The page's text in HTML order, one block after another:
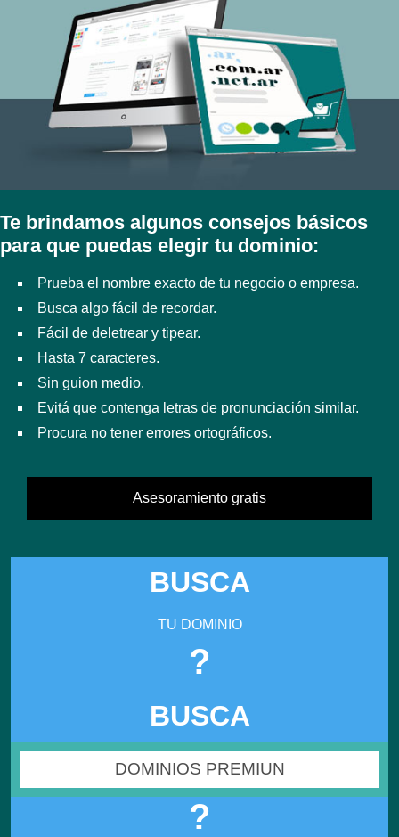
Te brindamos algunos consejos básicos
para que puedas elegir tu dominio:
Prueba el nombre exacto de tu negocio o empresa.
Busca algo fácil de recordar.
Fácil de deletrear y tipear.
Hasta 7 caracteres.
Sin guion medio.
Evitá que contenga letras de pronunciación similar.
Procura no tener errores ortográficos.
Asesoramiento gratis
BUSCA
TU DOMINIO
?
BUSCA
DOMINIOS PREMIUN
?